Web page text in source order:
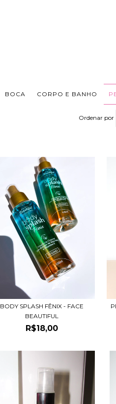
BOCA CORPO E BANHO
Ordenar por
BODY SPLASH FÊNIX - FACE
BEAUTIFUL
R$18,00